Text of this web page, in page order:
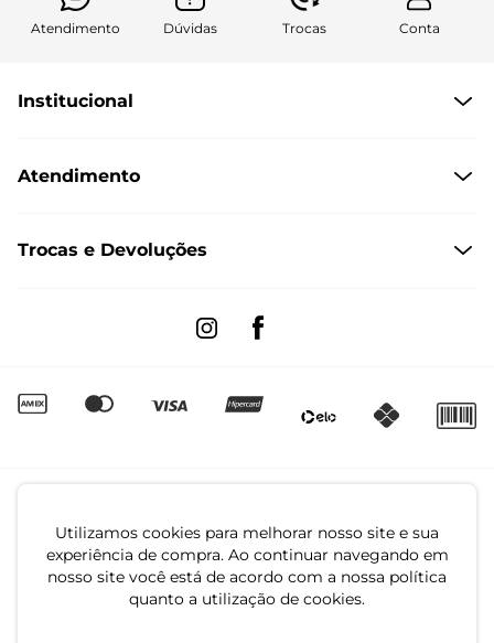
Utilizamos cookies para melhorar nosso site e sua
experiência de compra. Ao continuar navegando em
nosso site você está de acordo com a nossa política
quanto a utilização de cookies.
Atendimento Dúvidas Trocas Conta
Institucional
Políticas de Privacidade
Formas de Entrega
Regulamento de Promoções
Canal de Denúncias | Ética
Atendimento
Fale conosco pelo WhatsApp
Trocas e Devoluções